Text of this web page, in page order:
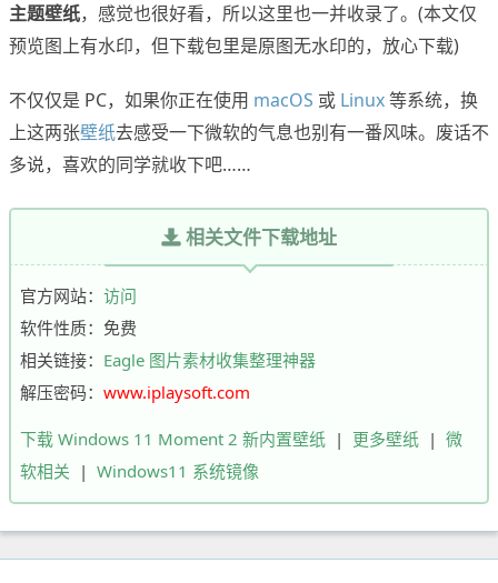
主题壁纸，感觉也很好看，所以这里也一并收录了。(本文仅
预览图上有水印，但下载包里是原图无水印的，放心下载)
不仅仅是 PC，如果你正在使用 macOS 或 Linux等系统，换
上这两张壁纸去感受一下微软的气息也别有一番风味。废话不
多说，喜欢的同学就收下吧……
相关文件下载地址
官方网站： 访问
软件性质：免费
相关链接： Eagle 图片素材收集整理神器
解压密码： www.iplaysoft.com
下载 Windows 11 Moment 2 新内置壁纸 | 更多壁纸 | 微
软相关 | Windows11 系统镜像